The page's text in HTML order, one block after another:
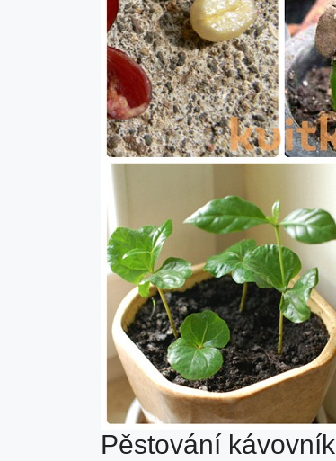
Pěstování